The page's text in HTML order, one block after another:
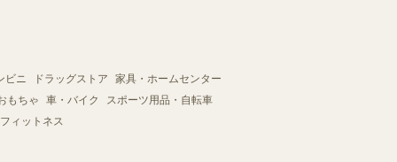
ビニ ドラッグストア
家具・ホームセンター
もちゃ
車・バイク
スポーツ用品・自転車
ィットネス